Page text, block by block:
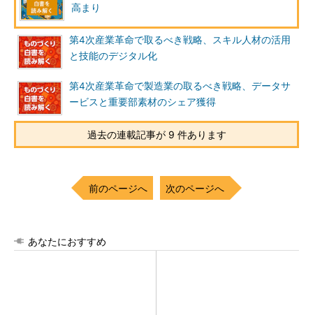
高まり
第4次産業革命で取るべき戦略、スキル人材の活用
と技能のデジタル化
第4次産業革命で製造業の取るべき戦略、データサ
ービスと重要部素材のシェア獲得
過去の連載記事が 9 件あります
前のページへ 次のページへ
あなたにおすすめ